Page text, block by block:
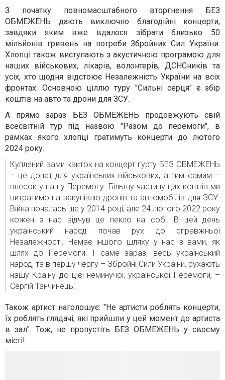
З початку повномасштабного вторгнення БЕЗ
ОБМЕЖЕНЬ дають виключно благодійні концерти,
завдяки яким вже вдалося зібрати близько 50
мільйонів гривень на потреби Збройних Сил України.
Хлопці також виступають з акустичною програмою для
наших військових, лікарів, волонтерів, ДСНСників та
усіх, хто щодня відстоює Незалежність України на всіх
фронтах. Основною ціллю туру "Сильні серця" є збір
коштів на авто та дрони для ЗСУ.
А прямо зараз БЕЗ ОБМЕЖЕНЬ продовжують свій
всесвітній тур під назвою "Разом до перемоги", в
рамках якого хлопці гратимуть концерти до лютого
2024 року.
Куплений вами квиток на концерт гурту БЕЗ ОБМЕЖЕНЬ
– це донат для українських військових, а тим самим –
внесок у нашу Перемогу. Більшу частину цих коштів ми
витратимо на закупівлю дронів та автомобілів для ЗСУ.
Війна почалась ще у 2014 році, але 24 лютого 2022 року
кожен з нас відчув це пекло на собі. В цей день
український народ почав рух до справжньої
Незалежності. Немає іншого шляху у нас з вами, як
шлях до Перемоги. І саме зараз, весь український
народ, та в першу чергу – Збройні Сили України, рухають
нашу Країну до цієї неминучої, української Перемоги, –
Сергій Танчинець.
Також артист наголошує: "Не артисти роблять концерти,
їх роблять глядачі, які прийшли у цей момент до артиста
в зал". Тож, не пропустіть БЕЗ ОБМЕЖЕНЬ у своєму
місті!